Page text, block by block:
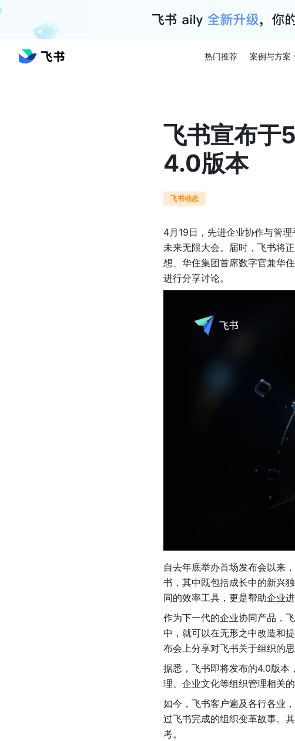
热门推荐 案例与方案
飞书宣布于
4.0版本
飞书动态
4月19日，先进企业协作与管
未来无限大会。届时，飞书将
想、华住集团首席数字官兼华
进行分享讨论。
自去年底举办首场发布会以来
书，其中既包括成长中的新兴
同的效率工具，更是帮助企业
作为下一代的企业协同产品，
中，就可以在无形之中改造和
布会上分享对飞书关于组织的思
据悉，飞书即将发布的4.0版本
理、企业文化等组织管理相关
如今，飞书客户遍及各行各业
过飞书完成的组织变革故事。
考。